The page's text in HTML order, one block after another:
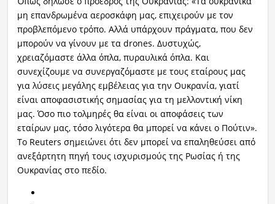
μη επανδρωμένα αεροσκάφη μας, επιχειρούν με τον
προβλεπόμενο τρόπο. Αλλά υπάρχουν πράγματα, που δεν
μπορούν να γίνουν με τα drones. Δυστυχώς,
χρειαζόμαστε άλλα όπλα, πυραυλικά όπλα. Και
συνεχίζουμε να συνεργαζόμαστε με τους εταίρους μας
για λύσεις μεγάλης εμβέλειας για την Ουκρανία, γιατί
είναι αποφασιστικής σημασίας για τη μελλοντική νίκη
μας. Όσο πιο τολμηρές θα είναι οι αποφάσεις των
εταίρων μας, τόσο λιγότερα θα μπορεί να κάνει ο Πούτιν».
Το Reuters σημειώνει ότι δεν μπορεί να επαληθεύσει από
ανεξάρτητη πηγή τους ισχυρισμούς της Ρωσίας ή της
Ουκρανίας στο πεδίο.